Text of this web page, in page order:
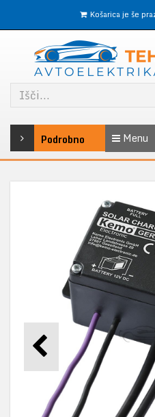
Košarica je še
Podrobno Menu